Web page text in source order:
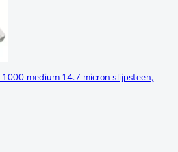
medium 14.7 micron slijpsteen,